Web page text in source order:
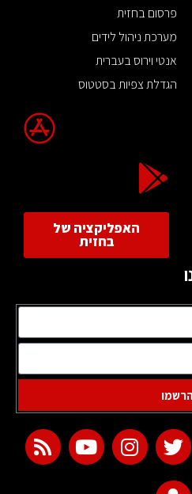
פרסום בחזית
מערכת ניהול לידים
אנטי וירוס בעברית
הגדלת צפיות בסטטוס
האפליקציה של
בחזית
הרשמו